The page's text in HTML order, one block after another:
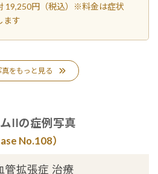
19,250円（税込）※料金は症状
ます
をもっと見る
IIの症例写真
No.108）